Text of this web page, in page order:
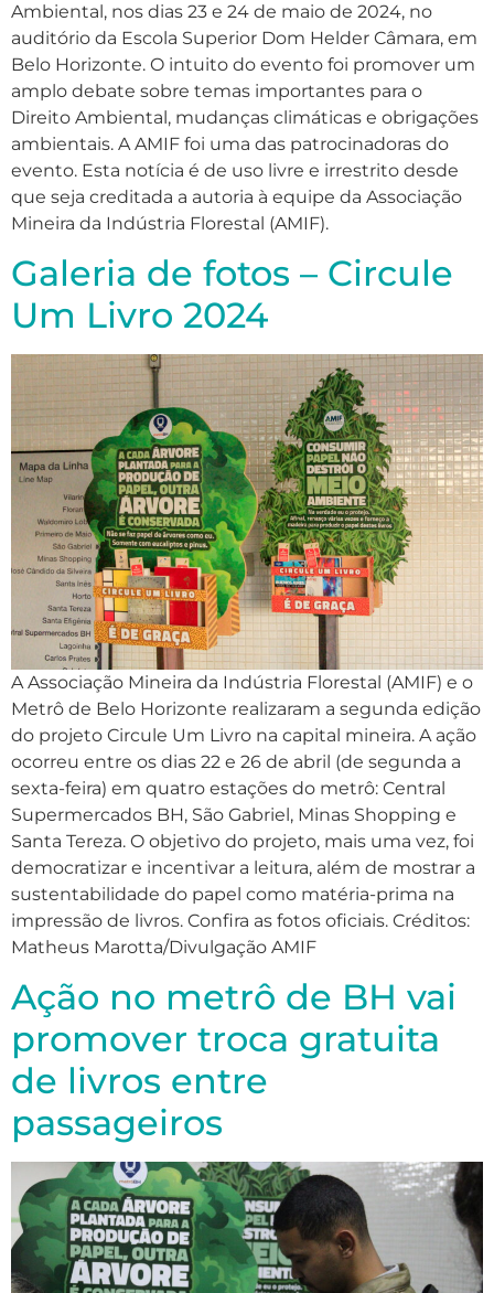
Ambiental, nos dias 23 e 24 de maio de 2024, no
auditório da Escola Superior Dom Helder Câmara, em
Belo Horizonte. O intuito do evento foi promover um
amplo debate sobre temas importantes para o
Direito Ambiental, mudanças climáticas e obrigações
ambientais. A AMIF foi uma das patrocinadoras do
evento. Esta notícia é de uso livre e irrestrito desde
que seja creditada a autoria à equipe da Associação
Mineira da Indústria Florestal (AMIF).
Galeria de fotos – Circule
Um Livro 2024
A Associação Mineira da Indústria Florestal (AMIF) e o
Metrô de Belo Horizonte realizaram a segunda edição
do projeto Circule Um Livro na capital mineira. A ação
ocorreu entre os dias 22 e 26 de abril (de segunda a
sexta-feira) em quatro estações do metrô: Central
Supermercados BH, São Gabriel, Minas Shopping e
Santa Tereza. O objetivo do projeto, mais uma vez, foi
democratizar e incentivar a leitura, além de mostrar a
sustentabilidade do papel como matéria-prima na
impressão de livros. Confira as fotos oficiais. Créditos:
Matheus Marotta/Divulgação AMIF
Ação no metrô de BH vai
promover troca gratuita
de livros entre
passageiros